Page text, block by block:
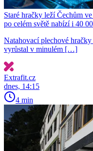
Staré hračky leží Čechům
po celém světě nabízí i 40
Natahovací plechové
vyrůstal v minulém […]
Extrafit.cz
dnes, 14:15
4 min